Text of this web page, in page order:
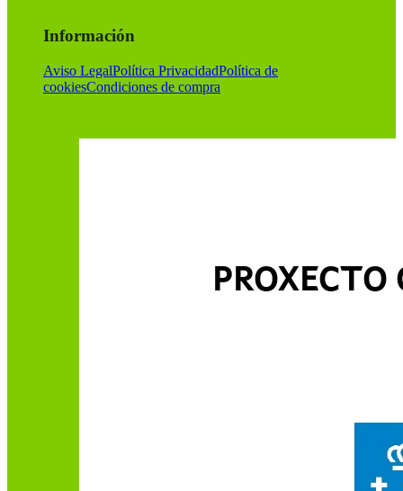
Información
Aviso LegalPolítica PrivacidadPolítica de
cookiesCondiciones de compra